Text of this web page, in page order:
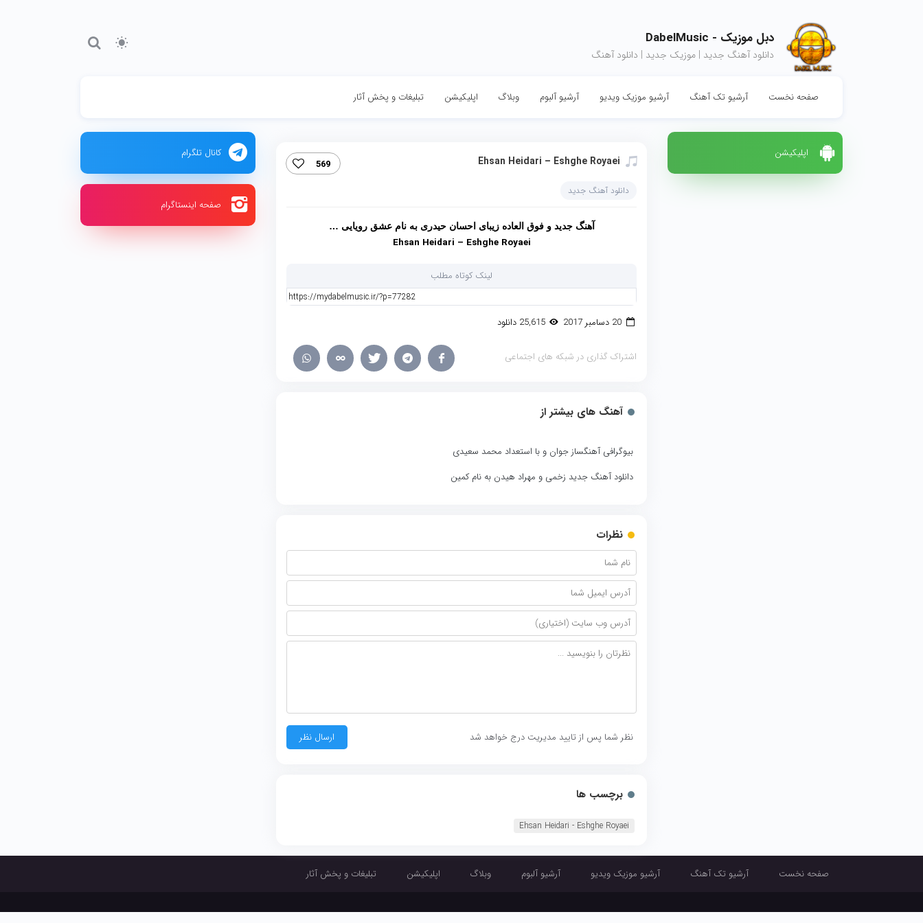
دبل موزیک - DabelMusic
دانلود آهنگ جدید | موزیک جدید | دانلود آهنگ
صفحه نخست آرشیو تک آهنگ آرشیو موزیک ویدیو آرشیو آلبوم وبلاگ اپلیکیشن تبلیغات و پخش آثار
اپلیکیشن
Ehsan Heidari – Eshghe Royaei
569
دانلود آهنگ جدید
آهنگ جدید و فوق العاده زیبای احسان حیدری به نام عشق رویایی …
Ehsan Heidari – Eshghe Royaei
لینک کوتاه مطلب
20 دسامبر 2017 25,615 دانلود
اشتراک گذاری در شبکه های اجتماعی
آهنگ های بیشتر از
بیوگرافی آهنگساز جوان و با استعداد محمد سعیدی
دانلود آهنگ جدید زخمی و مهراد هیدن به نام کمین
نظرات
نظر شما پس از تایید مدیریت درج خواهد شد
برچسب ها
Ehsan Heidari - Eshghe Royaei
کانال تلگرام
صفحه اینستاگرام
صفحه نخست آرشیو تک آهنگ آرشیو موزیک ویدیو آرشیو آلبوم وبلاگ اپلیکیشن تبلیغات و پخش آثار